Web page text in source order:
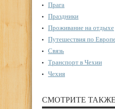
Прага
Праздники
Проживание на отдыхе
Путешествия по
Связь
Транспорт в Чехии
Чехия
СМОТРИТЕ ТАКЖЕ